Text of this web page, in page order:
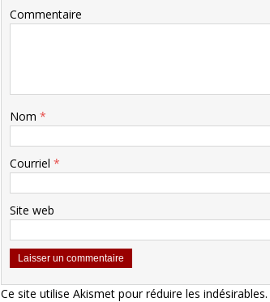
Commentaire
Nom *
Courriel *
Site web
Ce site utilise Akismet pour réduire les indésirables.